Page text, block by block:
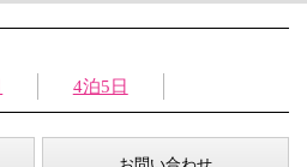
4泊5日